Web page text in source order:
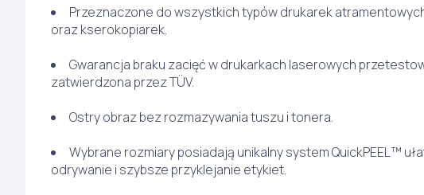
Przeznaczone do wszystkich typów drukarek
oraz kserokopiarek.
Gwarancja braku zacięć w drukarkach laserowych
zatwierdzona przez TÜV.
Ostry obraz bez rozmazywania tuszu i tonera.
Wybrane rozmiary posiadają unikalny system QuickPEEL™
odrywanie i szybsze przyklejanie etykiet.